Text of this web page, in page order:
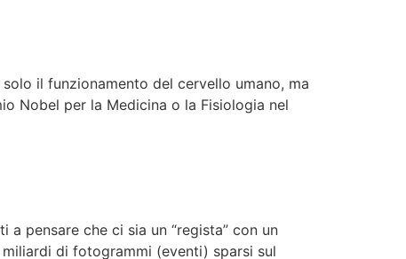
il funzionamento del cervello umano, ma
Nobel per la Medicina o la Fisiologia nel
a pensare che ci sia un “regista” con un
di fotogrammi (eventi) sparsi sul